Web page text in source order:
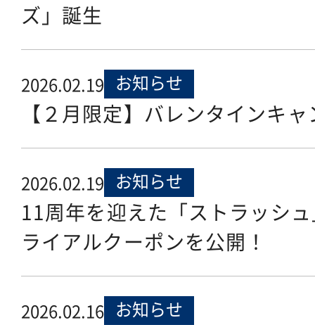
ズ」誕生
2026.02.19 お知らせ
【２月限定】バレンタインキ
2026.02.19 お知らせ
11周年を迎えた「ストラッシ
ライアルクーポンを公開！
2026.02.16 お知らせ